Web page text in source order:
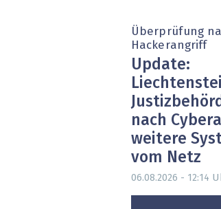
Überprüfung
Hackerangriff
Update:
nach
weitere
vom Netz
06.08.2026 - 12:14